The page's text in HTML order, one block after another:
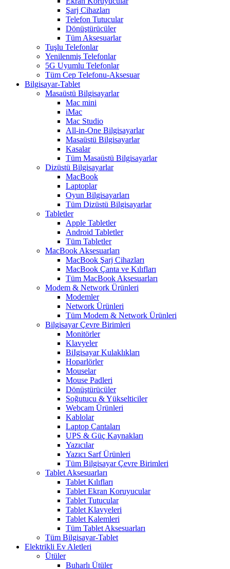
Şarj Cihazları
Telefon Tutucular
Dönüştürücüler
Tüm Aksesuarlar
Tuşlu Telefonlar
Yenilenmiş Telefonlar
5G Uyumlu Telefonlar
Tüm Cep Telefonu-Aksesuar
Bilgisayar-Tablet
Masaüstü Bilgisayarlar
Mac mini
iMac
Mac Studio
All-in-One Bilgisayarlar
Masaüstü Bilgisayarlar
Kasalar
Tüm Masaüstü Bilgisayarlar
Dizüstü Bilgisayarlar
MacBook
Laptoplar
Oyun Bilgisayarları
Tüm Dizüstü Bilgisayarlar
Tabletler
Apple Tabletler
Android Tabletler
Tüm Tabletler
MacBook Aksesuarları
MacBook Şarj Cihazları
MacBook Çanta ve Kılıfları
Tüm MacBook Aksesuarları
Modem & Network Ürünleri
Modemler
Network Ürünleri
Tüm Modem & Network Ürünleri
Bilgisayar Çevre Birimleri
Monitörler
Klavyeler
BiIgisayar Kulaklıkları
Hoparlörler
Mouselar
Mouse Padleri
Dönüştürücüler
Soğutucu & Yükselticiler
Webcam Ürünleri
Kablolar
Laptop Çantaları
UPS & Güç Kaynakları
Yazıcılar
Yazıcı Sarf Ürünleri
Tüm Bilgisayar Çevre Birimleri
Tablet Aksesuarları
Tablet Kılıfları
Tablet Ekran Koruyucular
Tablet Tutucular
Tablet Klavyeleri
Tablet Kalemleri
Tüm Tablet Aksesuarları
Tüm Bilgisayar-Tablet
Elektrikli Ev Aletleri
Ütüler
Buharlı Ütüler